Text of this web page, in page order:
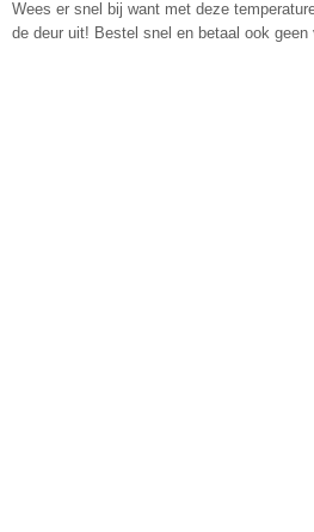
Wees er snel bij want met deze
de deur uit! Bestel snel en betaal ook geen